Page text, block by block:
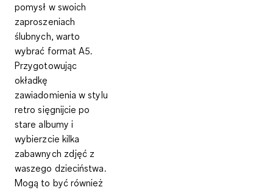
pomysł w swoich
zaproszeniach
ślubnych, warto
wybrać format A5.
Przygotowując
okładkę
zawiadomienia w stylu
retro sięgnijcie po
stare albumy i
wybierzcie kilka
zabawnych zdjęć z
waszego dzieciństwa.
Mogą to być również